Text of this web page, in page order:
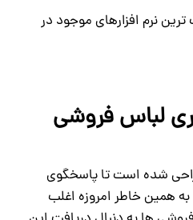
نرم افزارهای موجود در
لباس فروشی
شده است تا پاسخگوی
همین خاطر امروزه اغلب